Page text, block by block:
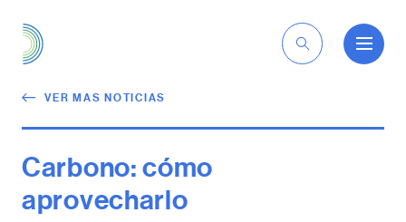
VER MAS NOTICIAS
Carbono: cómo
aprovecharlo